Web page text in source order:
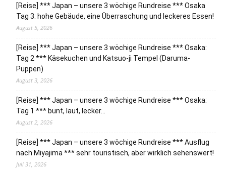
[Reise] *** Japan – unsere 3 wöchige Rundreise *** Osaka
Tag 3: hohe Gebäude, eine Überraschung und leckeres Essen!
August 5, 2026
[Reise] *** Japan – unsere 3 wöchige Rundreise *** Osaka:
Tag 2 *** Käsekuchen und Katsuo-ji Tempel (Daruma-
Puppen)
August 3, 2026
[Reise] *** Japan – unsere 3 wöchige Rundreise *** Osaka:
Tag 1 *** bunt, laut, lecker…
August 2, 2026
[Reise] *** Japan – unsere 3 wöchige Rundreise *** Ausflug
nach Miyajima *** sehr touristisch, aber wirklich sehenswert!
Juli 31, 2026